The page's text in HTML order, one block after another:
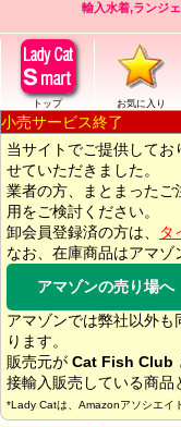
輸入水着,ランジ
トップ お気に入り
小売サービス終了
当サイトでご提供してお
せていただきました。
業者の方、まとまったご
用をご検討ください。
卸会員登録済の方は、
タ
なお、在庫商品はアマゾ
アマゾンの売り場へ
アマゾンでは弊社以外
ります。
販売元が Cat Fish Club
接輸入販売している商品
*Lady Catは、Amazonアソシエイ